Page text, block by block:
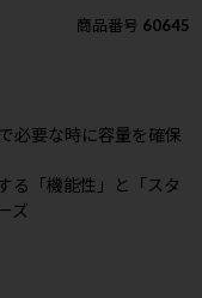
商品番号 60645
必要な時に容量を確保
る「機能性」と「スタ
ズ